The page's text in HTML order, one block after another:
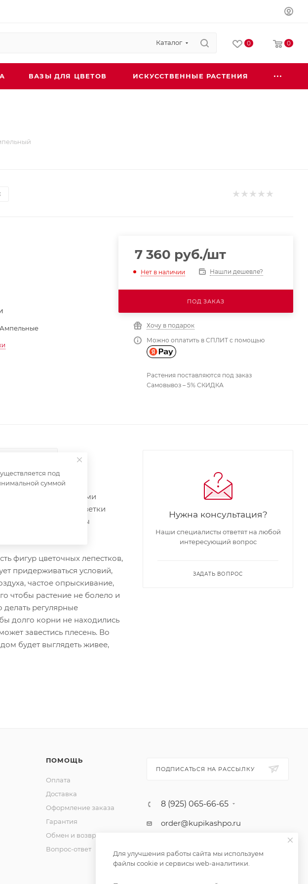
Каталог 0 0
ВАЗЫ ДЛЯ ЦВЕТОВ ИСКУССТВЕННЫЕ РАСТЕНИЯ
Ампельные
7 360 руб./шт
Нет в наличии Нашли дешевле?
ПОД ЗАКАЗ
Хочу в подарок
Можно оплатить в СПЛИТ с помощью
Растения поставляются под заказ
Самовывоз – 5% СКИДКА
тонкими стеблями
за стволы и ветки
в качестве опоры
фигур цветочных лепестков,
придерживаться условий,
частое опрыскивание,
чтобы растение не болело и
регулярные
долго корни не находились
завестись плесень. Во
будет выглядеть живее,
Нужна консультация?
Наши специалисты ответят на любой
интересующий вопрос
ЗАДАТЬ ВОПРОС
ПОМОЩЬ
Оплата
Доставка
Оформление заказа
Гарантия
Обмен и возврат
Вопрос-ответ
ПОДПИСАТЬСЯ НА РАССЫЛКУ
8 (925) 065-66-65
order@kupikashpo.ru
под
суммой
Для улучшения работы сайта мы используем
файлы cookie и сервисы web-аналитики.